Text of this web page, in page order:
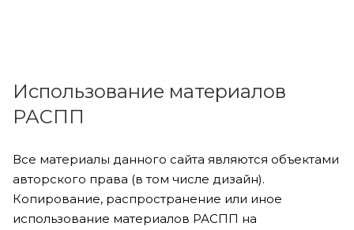
Использование материалов
РАСПП
Все материалы данного сайта являются объектами
авторского права (в том числе дизайн).
Копирование, распространение или иное
использование материалов РАСПП на